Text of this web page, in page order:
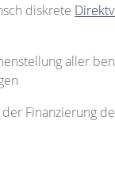
diskrete
aller
Finanzierung